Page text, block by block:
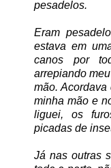
pesadelos.
Eram
estava em
canos por
arrepiando
mão. Acordava
minha mão e
liguei, os
picadas de
Já nas outras